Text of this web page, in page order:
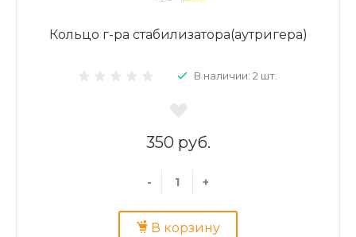
Кольцо г-ра стабилизатора(аутригера)
В наличии: 2 шт.
350 руб.
- +
В корзину